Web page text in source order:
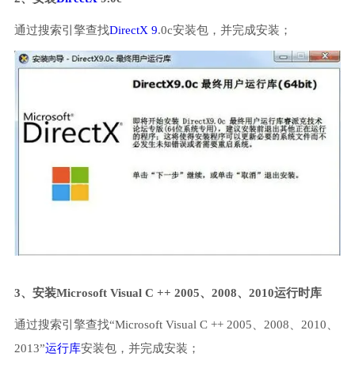
通过搜索引擎查找DirectX 9.0c安装包，并完成安装；
3、安装Microsoft Visual C ++ 2005、2008、2010运行时库
通过搜索引擎查找“Microsoft Visual C ++ 2005、2008、2010、
2013”运行库安装包，并完成安装；